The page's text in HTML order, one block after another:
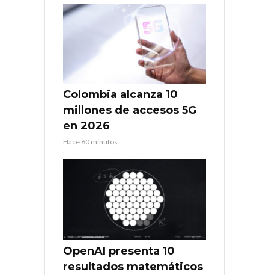
Colombia alcanza 10
millones de accesos 5G
en 2026
Hace 60 minutos
OpenAI presenta 10
resultados matemáticos